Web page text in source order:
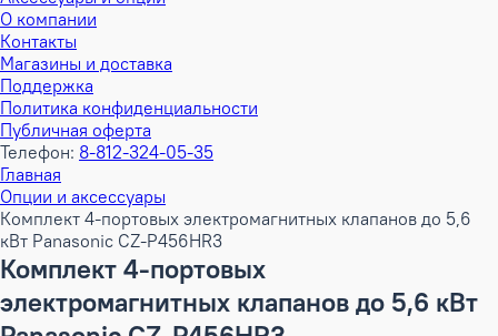
О компании
Контакты
Магазины и доставка
Поддержка
Политика конфиденциальности
Публичная оферта
Телефон: 8-812-324-05-35
Главная
Опции и аксессуары
Комплект 4-портовых электромагнитных клапанов до 5,6
кВт Panasonic CZ-P456HR3
Комплект 4-портовых
электромагнитных клапанов до 5,6 кВт